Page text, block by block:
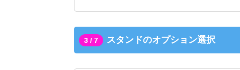
3 / 7 スタンドのオプション選択